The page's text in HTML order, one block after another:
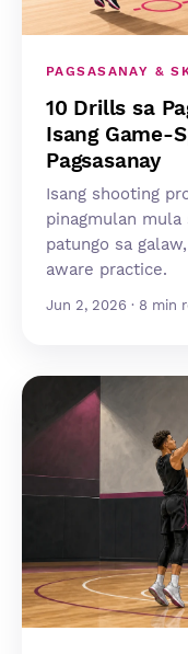
PAGSASANAY &
10 Drills sa
Isang Game-
Pagsasanay
Isang shooting
pinagmulan
patungo sa
aware practice.
Jun 2, 2026 · 8 min